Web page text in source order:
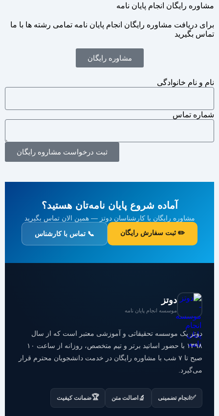
مشاوره رایگان انجام پایان نامه
برای دریافت مشاوره رایگان انجام پایان نامه تمامی رشته ها با ما
تماس بگیرید
مشاوره رایگان
نام و نام خانوادگی
شماره تماس
ثبت درخواست مشاروه رایگان
آماده شروع پایان نامه‌تان هستید؟
مشاوره رایگان با کارشناسان دوتز — همین الان تماس بگیرید
✏️ ثبت سفارش رایگان 📞 تماس با کارشناس
دوتز
موسسه انجام پایان نامه
دوتز یک موسسه تحقیقاتی و آموزشی معتبر است که از سال
۱۳۹۸ با حضور اساتید برتر و تیم متخصص، روزانه از ساعت ۱۰
صبح تا ۷ شب با مشاوره رایگان در خدمت دانشجویان محترم قرار
می‌گیرد.
✅انجام تضمینی 🔬اصالت متن 🏆ضمانت کیفیت